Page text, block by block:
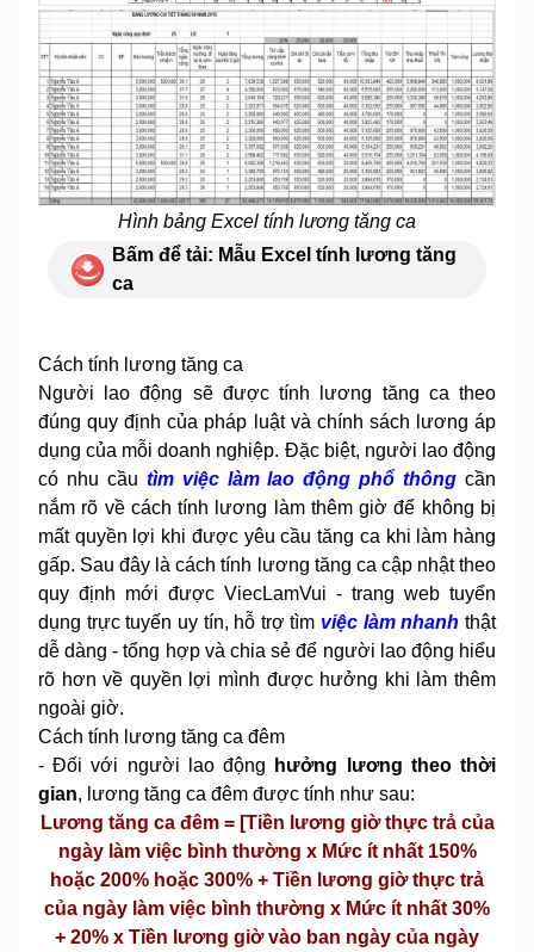
Hình bảng Excel tính lương tăng ca
Bấm để tải: Mẫu Excel tính lương tăng
ca
Cách tính lương tăng ca
Người lao động sẽ được tính lương tăng ca theo
đúng quy định của pháp luật và chính sách lương áp
dụng của mỗi doanh nghiệp. Đặc biệt, người lao động
có nhu cầu tìm việc làm lao động phổ thông cần
nắm rõ về cách tính lương làm thêm giờ để không bị
mất quyền lợi khi được yêu cầu tăng ca khi làm hàng
gấp. Sau đây là cách tính lương tăng ca cập nhật theo
quy định mới được ViecLamVui - trang web tuyển
dụng trực tuyến uy tín, hỗ trợ tìm việc làm nhanh thật
dễ dàng - tổng hợp và chia sẻ để người lao động hiểu
rõ hơn về quyền lợi mình được hưởng khi làm thêm
ngoài giờ.
Cách tính lương tăng ca đêm
- Đối với người lao động
hưởng lương theo thời
gian, lương tăng ca đêm được tính như sau:
Lương tăng ca đêm = [Tiền lương giờ thực trả của
ngày làm việc bình thường x Mức ít nhất 150%
hoặc 200% hoặc 300% + Tiền lương giờ thực trả
của ngày làm việc bình thường x Mức ít nhất 30%
+ 20% x Tiền lương giờ vào ban ngày của ngày